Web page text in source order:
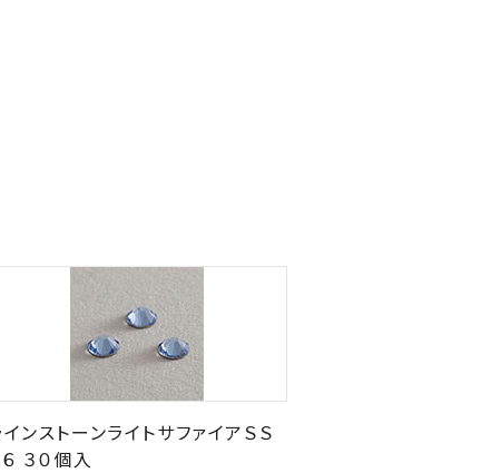
ンストーンライトサファイアＳＳ
６ ３０個入